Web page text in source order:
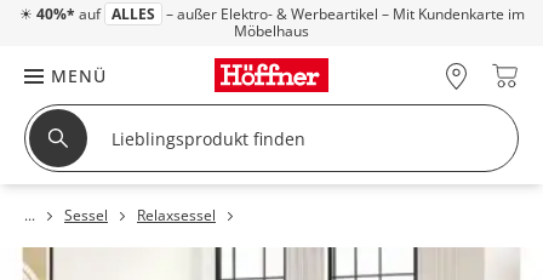
☀ 40%* auf ALLES – außer Elektro- & Werbeartikel – Mit Kundenkarte im
Möbelhaus
MENÜ
Sessel Relaxsessel